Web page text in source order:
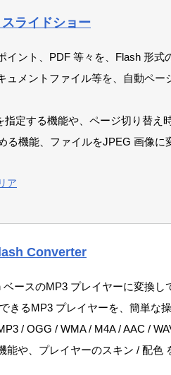
ライドショー
イント、PDF 等々を、Flash 形式
ュメントファイル等を、自動ペー
指定する機能や、ページ切り替え
る機能、ファイルをJPEG 画像に
ア
Converter
ースのMP3 プレイヤーに変換し
きるMP3 プレイヤーを、簡単な
/ OGG / WMA / M4A / AAC /
能や、プレイヤーのスキン / 配色